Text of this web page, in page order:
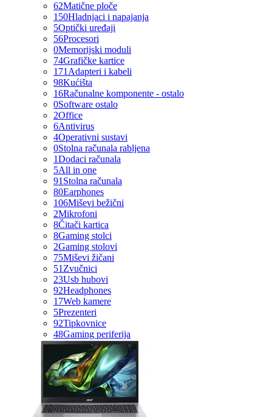
62Matične ploče
150Hladnjaci i napajanja
5Optički uređaji
56Procesori
0Memorijski moduli
74Grafičke kartice
171 Adapteri i kabeli
98Kućišta
16Računalne komponente - ostalo
0Software ostalo
2Office
6Antivirus
4Operativni sustavi
0Stolna računala rabljena
1Dodaci računala
5All in one
91 Stolna računala
80Earphones
106Miševi bežični
2Mikrofoni
8Čitači kartica
8Gaming stolci
2Gaming stolovi
75Miševi žičani
51 Zvučnici
23Usb hubovi
92Headphones
17Web kamere
5Prezenteri
92Tipkovnice
48Gaming periferija